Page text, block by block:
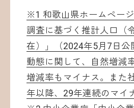
※1 和歌山県ホームペー
調査に基づく推計人口（
在）」（2024年5月7日公
動態に関して、自然増減
増減率もマイナス。また
年以降、29年連続のマイ